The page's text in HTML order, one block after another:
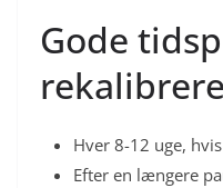
Gode
rekalibrere
Hver 8-12 uge,
Efter en længere